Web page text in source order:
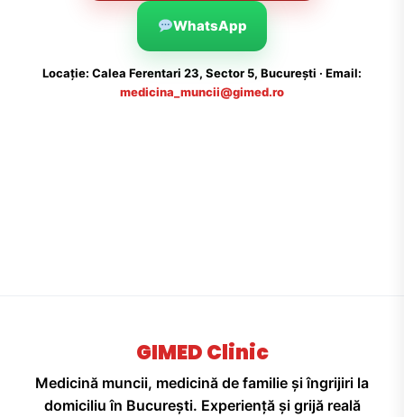
WhatsApp
Locație: Calea Ferentari 23, Sector 5, București · Email:
medicina_muncii@gimed.ro
GIMED Clinic
Medicină muncii, medicină de familie și îngrijiri la
domiciliu în București. Experiență și grijă reală